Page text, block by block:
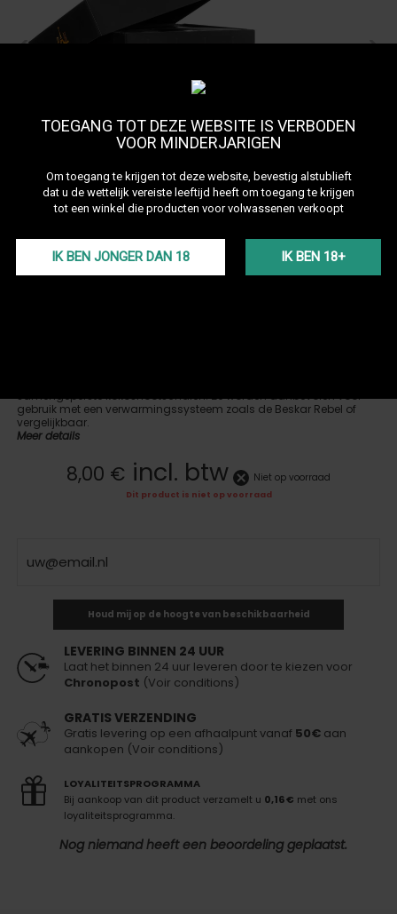
TOEGANG TOT DEZE WEBSITE IS VERBODEN
VOOR MINDERJARIGEN
Om toegang te krijgen tot deze website, bevestig alstublieft
dat u de wettelijk vereiste leeftijd heeft om toegang te krijgen
tot een winkel die producten voor volwassenen verkoopt
IK BEN JONGER DAN 18 IK BEN 18+
Charbon naturel PAN cube
26mm
samengeperste kokosnootschalen. Ze worden aanbevolen voor
gebruik met een verwarmingssysteem zoals de Beskar Rebel of
vergelijkbaar.
Meer details
8,00 € incl. btw Niet op voorraad
Dit product is niet op voorraad
Houd mij op de hoogte van beschikbaarheid
LEVERING BINNEN 24 UUR
Laat het binnen 24 uur leveren door te kiezen voor
Chronopost (Voir conditions)
GRATIS VERZENDING
Gratis levering op een afhaalpunt vanaf 50€ aan
aankopen (Voir conditions)
LOYALITEITSPROGRAMMA
Bij aankoop van dit product verzamelt u 0,16 € met ons
loyaliteitsprogramma.
Nog niemand heeft een beoordeling geplaatst.